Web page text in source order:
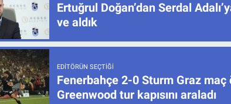
Ertuğrul Doğan’dan Serdal
ve aldık
EDITÖRÜN SEÇTIĞI
Fenerbahçe 2-0 Sturm Graz maç
Greenwood tur kapısını araladı